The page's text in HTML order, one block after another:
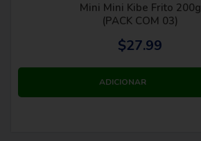
Mini Mini Kibe Frito 200g
(PACK COM 03)
$27.99